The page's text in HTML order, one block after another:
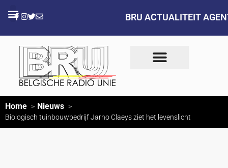
BRU ACTUALITEIT
Home Nieuws
Biologisch tuinbouwbedrijf Jarno Claeys ziet het levenslicht